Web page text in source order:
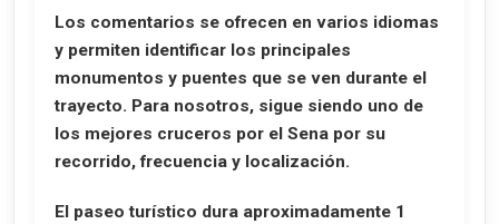
Los comentarios se ofrecen en varios idiomas
y permiten identificar los principales
monumentos y puentes que se ven durante el
trayecto. Para nosotros, sigue siendo uno de
los mejores cruceros por el Sena por su
recorrido, frecuencia y localización.
El paseo turístico dura aproximadamente 1